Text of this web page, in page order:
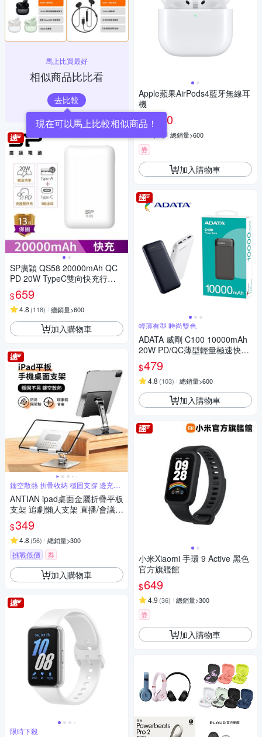
馬上比買最好
相似商品比比看
去比較
SP廣穎 QS58 20000mAh QC
PD 20W TypeC雙向快充行動
電源_具Wh標示
$659
4.8 (118) 總銷量>600
加入購物車
鏤空散熱 折疊收納 穩固支撐 邊充電
玩
ANTIAN ipad桌面金屬折疊平板
支架 追劇懶人支架 直播/會議
平板架 手機支架 交換禮物
$349
4.8 (56) 總銷量>300
挑戰低價 券
加入購物車
限時下殺
Apple蘋果AirPods4藍牙無線耳
機
$3,990
總銷量>600
券
加入購物車
輕薄有型 時尚雙色
ADATA 威剛 C100 10000mAh
20W PD/QC薄型輕量極速快充
行動電源_機身Wh標示
$479
4.8 (103) 總銷量>600
加入購物車
小米Xiaomi 手環 9 Active 黑色
官方旗艦館
$649
4.9 (36) 總銷量>300
券
加入購物車